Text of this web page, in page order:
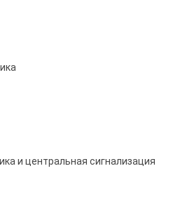
и центральная сигнализация